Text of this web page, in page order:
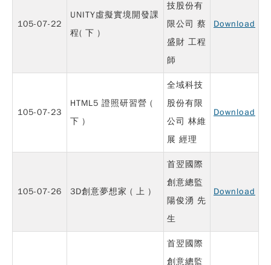
105-07-22
UNITY虛擬實境開發課
程( 下 )
技股份有
限公司 蔡
盛財 工程
師
Download
105-07-23
HTML5 證照研習營 (
下 )
全域科技
股份有限
公司 林維
展 經理
Download
105-07-26 3D創意夢想家 ( 上 )
首翌國際
創意總監
陽俊湧 先
生
Download
首翌國際
創意總監